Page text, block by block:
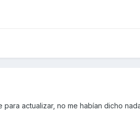
actualizar, no me habían dicho